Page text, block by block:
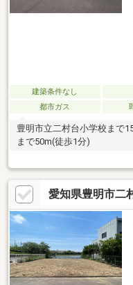
建築条件なし
都市ガス
豊明市立二村台小学校まで
まで50m(徒歩1分)
愛知県豊明市二